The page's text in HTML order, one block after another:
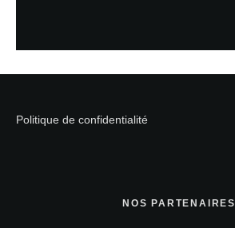
Politique de confidentialité
NOS PARTENAIRES